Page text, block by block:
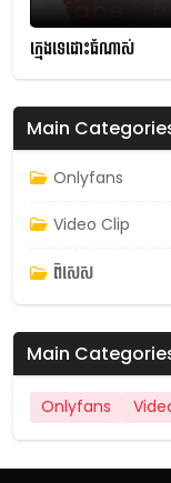
ក្មេងទេដោះធំណាស់
Main
Onlyfans
Video Clip
ពិសេស
Main
Onlyfans